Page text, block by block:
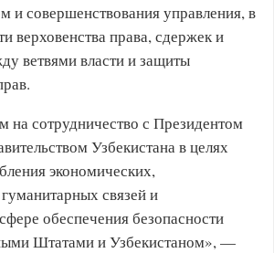
и совершенствования управления, в
верховенства права, сдержек и
ветвями власти и защиты
на сотрудничество с Президентом
Узбекистана в целях
экономических,
связей и
обеспечения безопасности
Штатами и Узбекистаном», —